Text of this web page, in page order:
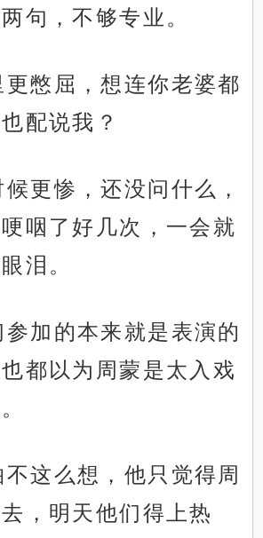
句，不够专业。
更憋屈，想连你老婆都
配说我？
更惨，还没问什么，
咽了好几次，一会就
泪。
加的本来就是表演的
都以为周蒙是太入戏
不这么想，他只觉得周
，明天他们得上热